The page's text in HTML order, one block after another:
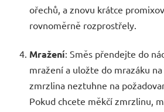
ořechů, a znovu krátce
rovnoměrně rozprostřely.
Mražení: Směs přendejte do
mražení a uložte do mrazáku
zmrzlina neztuhne na
Pokud chcete měkčí zmrzlinu,